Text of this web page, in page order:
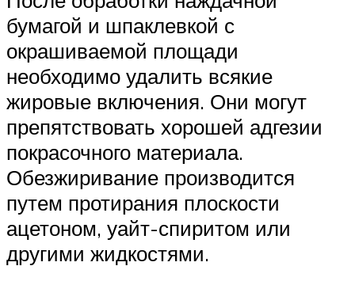
бумагой и шпаклевкой с
окрашиваемой площади
необходимо удалить всякие
жировые включения. Они могут
препятствовать хорошей адгезии
покрасочного материала.
Обезжиривание производится
путем протирания плоскости
ацетоном, уайт-спиритом или
другими жидкостями.